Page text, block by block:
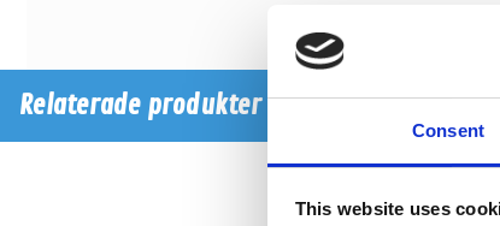
Consent
This website uses
Relaterade produkter